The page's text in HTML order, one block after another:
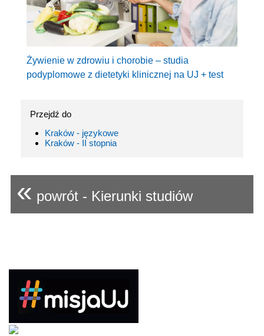
Żywienie w zdrowiu i chorobie – studia
podyplomowe z dietetyki klinicznej na UJ + test
Przejdź do
Kraków - językowe
Kraków - II stopnia
« powrót - Kierunki studiów